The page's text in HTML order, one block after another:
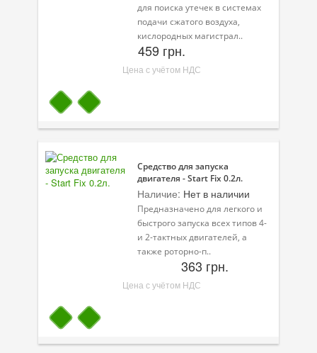
для поиска утечек в системах
подачи сжатого воздуха,
кислородных магистрал..
459 грн.
Цена с учётом НДС
Средство для запуска
двигателя - Start Fix 0.2л.
Наличие: Нет в наличии
Предназначено для легкого и
быстрого запуска всех типов 4-
и 2-тактных двигателей, а
также роторно-п..
363 грн.
Цена с учётом НДС